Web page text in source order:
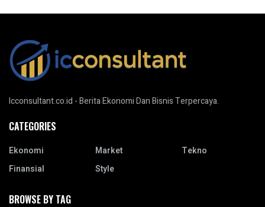
Icconsultant.co.id - Berita Ekonomi Dan Bisnis Terpercaya.
CATEGORIES
Ekonomi
Finansial
Market
Style
Tekno
BROWSE BY TAG